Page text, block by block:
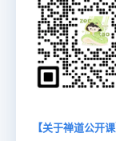
【关于禅道公开课